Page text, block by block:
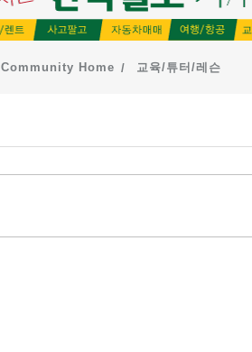
Community Home 교육/튜터/레슨